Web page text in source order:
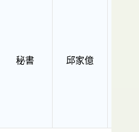
秘書 邱家億